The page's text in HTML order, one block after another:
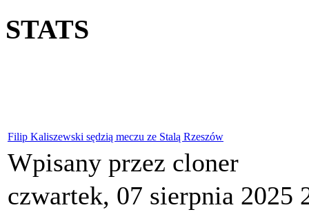
STATS
Filip Kaliszewski sędzią meczu ze Stalą Rzeszów
Wpisany przez cloner
czwartek, 07 sierpnia 2025